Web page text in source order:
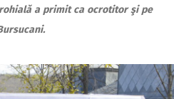
a primit ca ocrotitor şi pe